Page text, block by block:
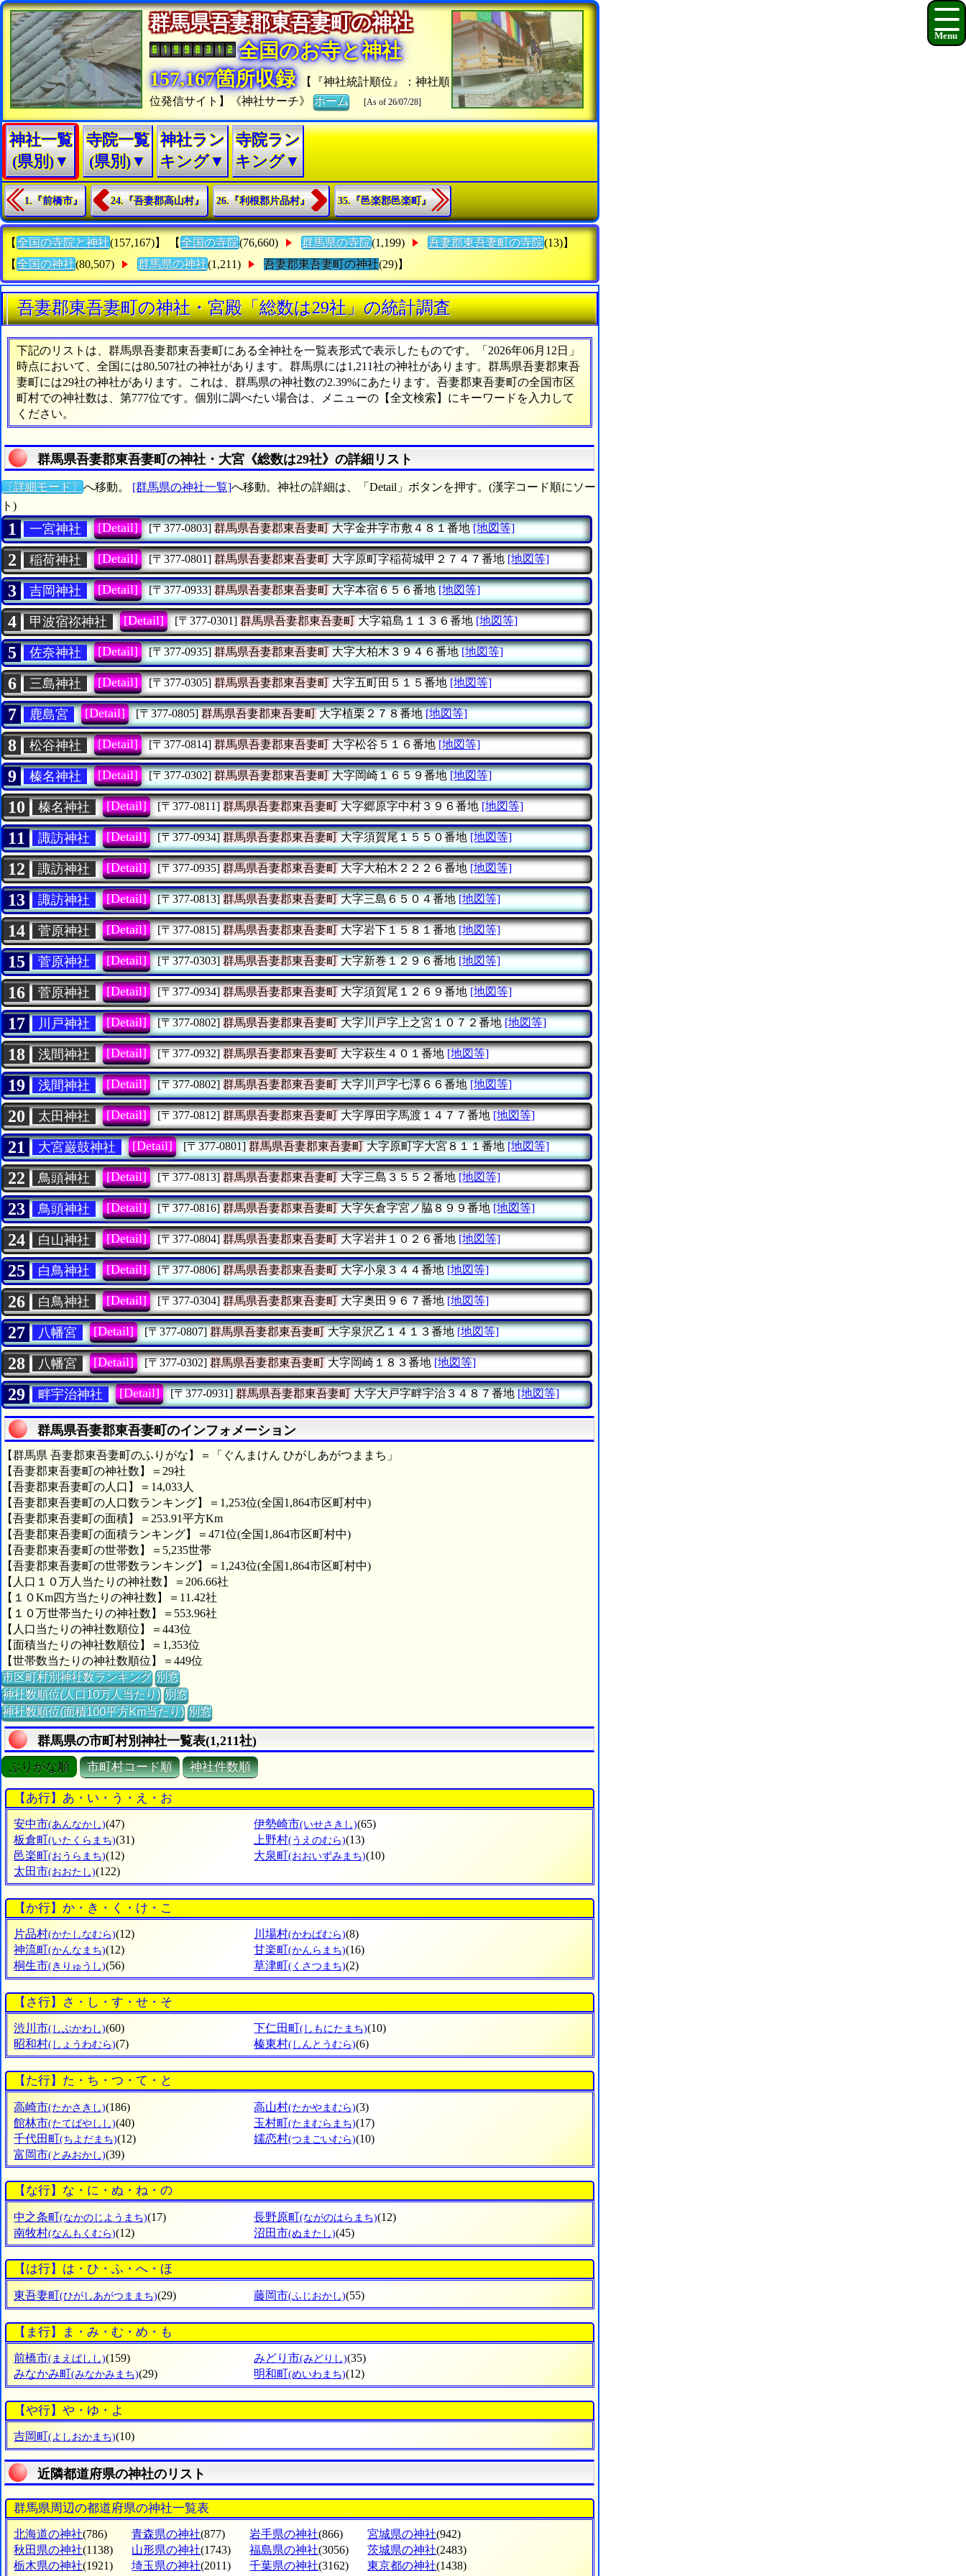
群馬県吾妻郡東吾妻町の神社
全国のお寺と神社
157,167箇所収録
【『神社統計順位』：神社順
位発信サイト】《神社サーチ》ホーム [As of 26/07/28]
神社一覧
(県別)▼
寺院一覧
(県別)▼
神社ラン
キング▼
寺院ラン
キング▼
1.『前橋市』 24.『吾妻郡高山村』 26.『利根郡片品村』 35.『邑楽郡邑楽町』
【 全国の寺院と神社(157,167)】 【 全国の寺院(76,660) 群馬県の寺院(1,199) 吾妻郡東吾妻町の寺院(13)】
【 全国の神社(80,507) 群馬県の神社(1,211) 吾妻郡東吾妻町の神社(29)】
吾妻郡東吾妻町の神社・宮殿「総数は29社」の統計調査
下記のリストは、群馬県吾妻郡東吾妻町にある全神社を一覧表形式で表示したものです。「2026年06月12日」
時点において、全国には80,507社の神社があります。群馬県には1,211社の神社があります。群馬県吾妻郡東吾
妻町には29社の神社があります。これは、群馬県の神社数の2.39%にあたります。吾妻郡東吾妻町の全国市区
町村での神社数は、第777位です。個別に調べたい場合は、メニューの【全文検索】にキーワードを入力して
ください。
群馬県吾妻郡東吾妻町の神社・大宮《総数は29社》の詳細リスト
〔詳細モード〕 へ移動。 [群馬県の神社一覧]へ移動。神社の詳細は、「Detail」ボタンを押す。(漢字コード順にソー
ト)
1 一宮神社 [Detail] [〒377-0803] 群馬県吾妻郡東吾妻町大字金井字市敷４８１番地 [地図等]
2 稲荷神社 [Detail] [〒377-0801] 群馬県吾妻郡東吾妻町大字原町字稲荷城甲２７４７番地 [地図等]
3 吉岡神社 [Detail] [〒377-0933] 群馬県吾妻郡東吾妻町大字本宿６５６番地 [地図等]
4 甲波宿祢神社 [Detail] [〒377-0301] 群馬県吾妻郡東吾妻町大字箱島１１３６番地 [地図等]
5 佐奈神社 [Detail] [〒377-0935] 群馬県吾妻郡東吾妻町大字大柏木３９４６番地 [地図等]
6 三島神社 [Detail] [〒377-0305] 群馬県吾妻郡東吾妻町大字五町田５１５番地 [地図等]
7 鹿島宮 [Detail] [〒377-0805] 群馬県吾妻郡東吾妻町大字植栗２７８番地 [地図等]
8 松谷神社 [Detail] [〒377-0814] 群馬県吾妻郡東吾妻町大字松谷５１６番地 [地図等]
9 榛名神社 [Detail] [〒377-0302] 群馬県吾妻郡東吾妻町大字岡崎１６５９番地 [地図等]
10 榛名神社 [Detail] [〒377-0811] 群馬県吾妻郡東吾妻町大字郷原字中村３９６番地 [地図等]
11 諏訪神社 [Detail] [〒377-0934] 群馬県吾妻郡東吾妻町大字須賀尾１５５０番地 [地図等]
12 諏訪神社 [Detail] [〒377-0935] 群馬県吾妻郡東吾妻町大字大柏木２２２６番地 [地図等]
13 諏訪神社 [Detail] [〒377-0813] 群馬県吾妻郡東吾妻町大字三島６５０４番地 [地図等]
14 菅原神社 [Detail] [〒377-0815] 群馬県吾妻郡東吾妻町大字岩下１５８１番地 [地図等]
15 菅原神社 [Detail] [〒377-0303] 群馬県吾妻郡東吾妻町大字新巻１２９６番地 [地図等]
16 菅原神社 [Detail] [〒377-0934] 群馬県吾妻郡東吾妻町大字須賀尾１２６９番地 [地図等]
17 川戸神社 [Detail] [〒377-0802] 群馬県吾妻郡東吾妻町大字川戸字上之宮１０７２番地 [地図等]
18 浅間神社 [Detail] [〒377-0932] 群馬県吾妻郡東吾妻町大字萩生４０１番地 [地図等]
19 浅間神社 [Detail] [〒377-0802] 群馬県吾妻郡東吾妻町大字川戸字七澤６６番地 [地図等]
20 太田神社 [Detail] [〒377-0812] 群馬県吾妻郡東吾妻町大字厚田字馬渡１４７７番地 [地図等]
21 大宮巌鼓神社 [Detail] [〒377-0801] 群馬県吾妻郡東吾妻町大字原町字大宮８１１番地 [地図等]
22 鳥頭神社 [Detail] [〒377-0813] 群馬県吾妻郡東吾妻町大字三島３５５２番地 [地図等]
23 鳥頭神社 [Detail] [〒377-0816] 群馬県吾妻郡東吾妻町大字矢倉字宮ノ脇８９９番地 [地図等]
24 白山神社 [Detail] [〒377-0804] 群馬県吾妻郡東吾妻町大字岩井１０２６番地 [地図等]
25 白鳥神社 [Detail] [〒377-0806] 群馬県吾妻郡東吾妻町大字小泉３４４番地 [地図等]
26 白鳥神社 [Detail] [〒377-0304] 群馬県吾妻郡東吾妻町大字奥田９６７番地 [地図等]
27 八幡宮 [Detail] [〒377-0807] 群馬県吾妻郡東吾妻町大字泉沢乙１４１３番地 [地図等]
28 八幡宮 [Detail] [〒377-0302] 群馬県吾妻郡東吾妻町大字岡崎１８３番地 [地図等]
29 畔宇治神社 [Detail] [〒377-0931] 群馬県吾妻郡東吾妻町大字大戸字畔宇治３４８７番地 [地図等]
群馬県吾妻郡東吾妻町のインフォメーション
【群馬県 吾妻郡東吾妻町のふりがな】＝「ぐんまけん ひがしあがつままち」
【吾妻郡東吾妻町の神社数】＝29社
【吾妻郡東吾妻町の人口】＝14,033人
【吾妻郡東吾妻町の人口数ランキング】＝1,253位(全国1,864市区町村中)
【吾妻郡東吾妻町の面積】＝253.91平方Km
【吾妻郡東吾妻町の面積ランキング】＝471位(全国1,864市区町村中)
【吾妻郡東吾妻町の世帯数】＝5,235世帯
【吾妻郡東吾妻町の世帯数ランキング】＝1,243位(全国1,864市区町村中)
【人口１０万人当たりの神社数】＝206.66社
【１０Km四方当たりの神社数】＝11.42社
【１０万世帯当たりの神社数】＝553.96社
【人口当たりの神社数順位】＝443位
【面積当たりの神社数順位】＝1,353位
【世帯数当たりの神社数順位】＝449位
市区町村別神社数ランキング 別窓
神社数順位(人口10万人当たり) 別窓
神社数順位(面積100平方Km当たり) 別窓
群馬県の市町村別神社一覧表(1,211社)
ぶりがな順 市町村コード順 神社件数順
【あ行】あ・い・う・え・お
安中市(あんなかし)(47) 伊勢崎市(いせさきし)(65)
板倉町(いたくらまち)(31) 上野村(うえのむら)(13)
邑楽町(おうらまち)(12) 大泉町(おおいずみまち)(10)
太田市(おおたし)(122)
【か行】か・き・く・け・こ
片品村(かたしなむら)(12) 川場村(かわばむら)(8)
神流町(かんなまち)(12) 甘楽町(かんらまち)(16)
桐生市(きりゅうし)(56) 草津町(くさつまち)(2)
【さ行】さ・し・す・せ・そ
渋川市(しぶかわし)(60) 下仁田町(しもにたまち)(10)
昭和村(しょうわむら)(7) 榛東村(しんとうむら)(6)
【た行】た・ち・つ・て・と
高崎市(たかさきし)(186) 高山村(たかやまむら)(3)
館林市(たてばやしし)(40) 玉村町(たまむらまち)(17)
千代田町(ちよだまち)(12) 嬬恋村(つまごいむら)(10)
富岡市(とみおかし)(39)
【な行】な・に・ぬ・ね・の
中之条町(なかのじようまち)(17) 長野原町(ながのはらまち)(12)
南牧村(なんもくむら)(12) 沼田市(ぬまたし)(45)
【は行】は・ひ・ふ・へ・ほ
東吾妻町(ひがしあがつままち)(29) 藤岡市(ふじおかし)(55)
【ま行】ま・み・む・め・も
前橋市(まえばしし)(159) みどり市(みどりし)(35)
みなかみ町(みなかみまち)(29) 明和町(めいわまち)(12)
【や行】や・ゆ・よ
吉岡町(よしおかまち)(10)
近隣都道府県の神社のリスト
群馬県周辺の都道府県の神社一覧表
北海道の神社(786) 青森県の神社(877) 岩手県の神社(866) 宮城県の神社(942)
秋田県の神社(1138) 山形県の神社(1743) 福島県の神社(3056) 茨城県の神社(2483)
栃木県の神社(1921) 埼玉県の神社(2011) 千葉県の神社(3162) 東京都の神社(1438)